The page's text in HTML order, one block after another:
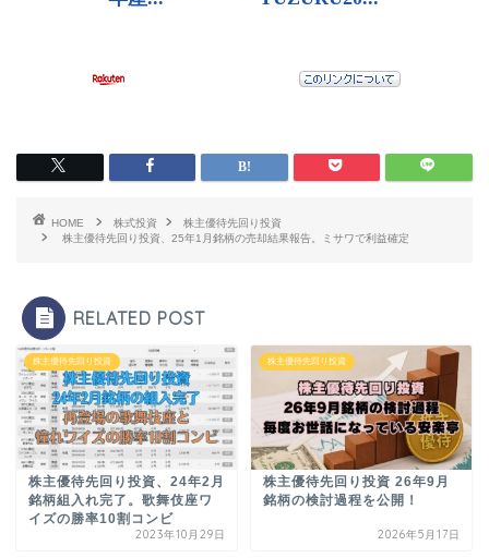
HOME 株式投資
株主優待先回り投資
株主優待先回り投資、25年1月銘柄の売却結果報告。ミサワで利益確定
RELATED POST
株主優待先回り投資
株主優待先回り投資、24年2月
銘柄組入れ完了。歌舞伎座ワ
イズの勝率10割コンビ
2023年10月29日
株主優待先回り投資
株主優待先回り投資 26年9月
銘柄の検討過程を公開！
2026年5月17日